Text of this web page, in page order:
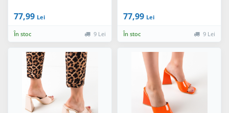
77,99 Lei
În stoc 9 Lei
77,99 Lei
În stoc 9 Lei